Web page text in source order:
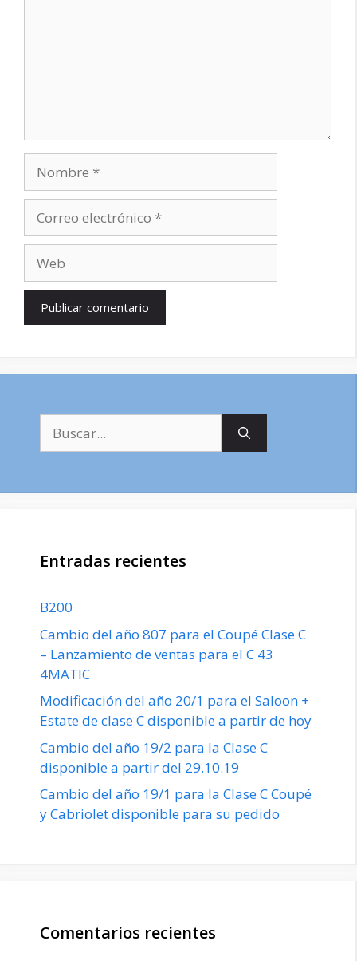
electrónico
Entradas recientes
B200
Cambio del año 807 para el Coupé Clase C
– Lanzamiento de ventas para el C 43
4MATIC
Modificación del año 20/1 para el Saloon +
Estate de clase C disponible a partir de hoy
Cambio del año 19/2 para la Clase C
disponible a partir del 29.10.19
Cambio del año 19/1 para la Clase C Coupé
y Cabriolet disponible para su pedido
Comentarios recientes